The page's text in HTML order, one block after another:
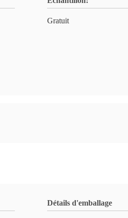
Gratuit
Détails d'emballage